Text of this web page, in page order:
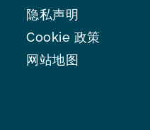
隐私声明
Cookie 政策
网站地图